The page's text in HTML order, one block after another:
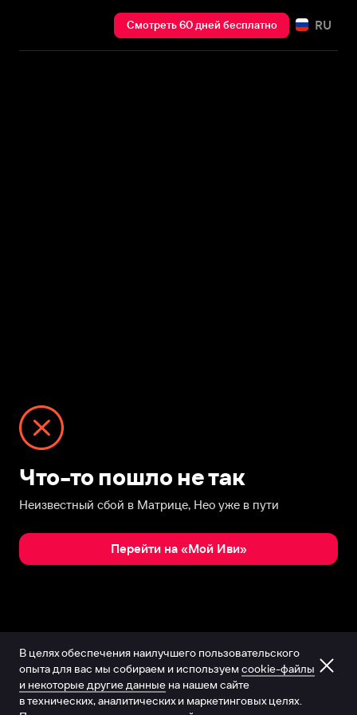
Смотреть 60 дней бесплатно RU
Что-то пошло не так
Неизвестный сбой в Матрице, Нео уже в пути
Перейти на «Мой Иви»
В целях обеспечения наилучшего пользовательского
опыта для вас мы собираем и используем cookie-файлы
и некоторые другие данные на нашем сайте
в технических, аналитических и маркетинговых целях.